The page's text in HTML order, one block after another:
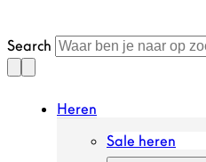
artikel
Search
Heren
Sale heren